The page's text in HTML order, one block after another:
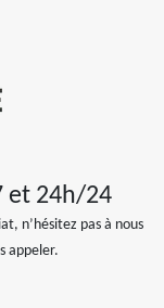
et 24h/24
n’hésitez pas à nous
appeler.